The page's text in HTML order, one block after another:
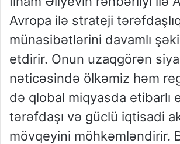
Avropa ilə strateji
münasibətlərini davamlı
etdirir. Onun uzaqgörən
nəticəsində ölkəmiz həm
də qlobal miqyasda etibarlı
tərəfdaşı və güclü iqtisadi
mövqeyini möhkəmləndirir.